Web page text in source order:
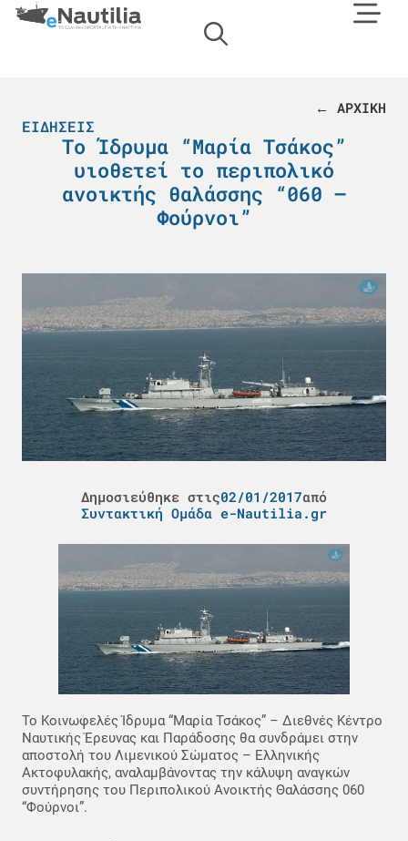
← ΑΡΧΙΚΗ
ΕΙΔΉΣΕΙΣ
Το Ίδρυμα “Μαρία Τσάκος”
υιοθετεί το περιπολικό
ανοικτής θαλάσσης “060 –
Φούρνοι”
Δημοσιεύθηκε στις02/01/2017από
Συντακτική Ομάδα e-Nautilia.gr
Το Κοινωφελές Ίδρυμα “Μαρία Τσάκος” – Διεθνές Κέντρο
Ναυτικής Έρευνας και Παράδοσης θα συνδράμει στην
αποστολή του Λιμενικού Σώματος – Ελληνικής
Ακτοφυλακής, αναλαμβάνοντας την κάλυψη αναγκών
συντήρησης του Περιπολικού Ανοικτής Θαλάσσης 060
“Φούρνοι”.